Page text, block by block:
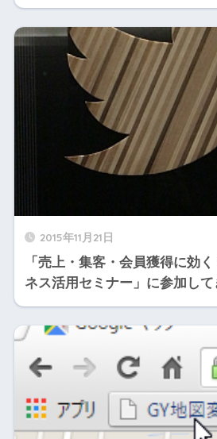
2015年11月21日
「売上・集客・会員獲得に効
ネス活用セミナー」に参加して